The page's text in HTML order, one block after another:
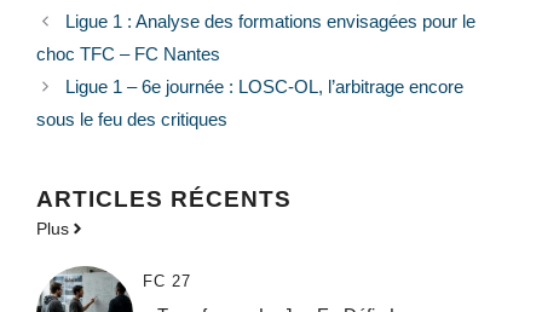
Ligue 1 : Analyse des formations envisagées pour le
choc TFC – FC Nantes
Ligue 1 – 6e journée : LOSC-OL, l’arbitrage encore
sous le feu des critiques
ARTICLES RÉCENTS
Plus
FC 27